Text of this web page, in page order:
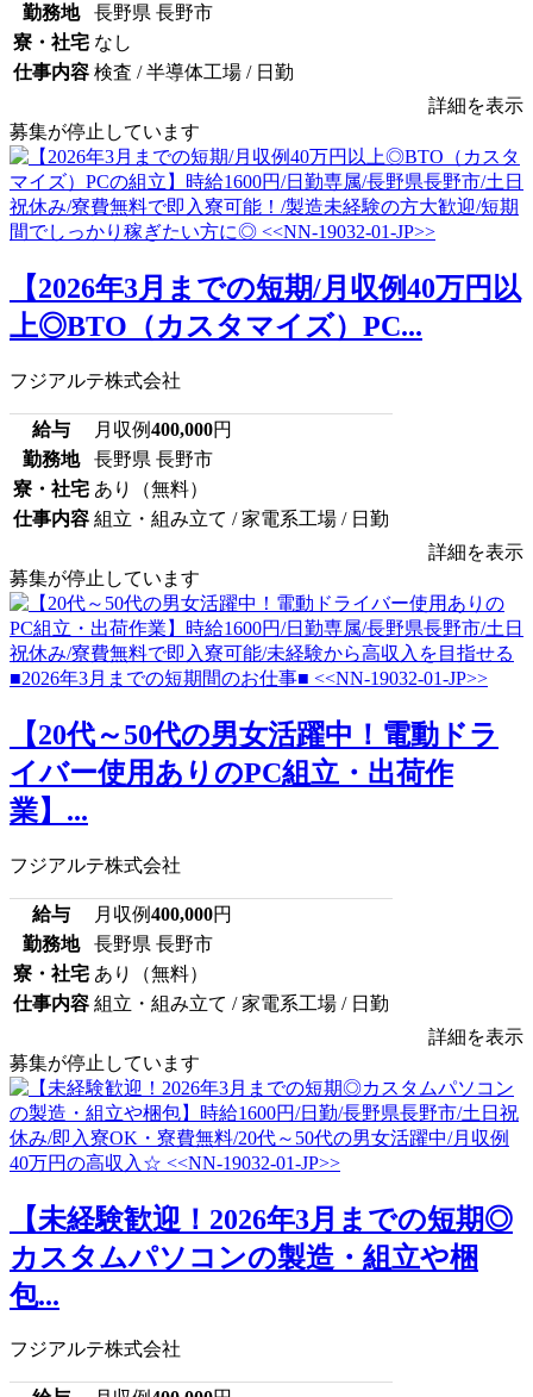
勤務地
長野県 長野市
寮・社宅 なし
仕事内容 検査 / 半導体工場 / 日勤
詳細を表示
募集が停止しています
【2026年3月までの短期/月収例40万円以
上◎BTO（カスタマイズ）PC...
フジアルテ株式会社
給与 月収例400,000円
勤務地
長野県 長野市
寮・社宅 あり（無料）
仕事内容 組立・組み立て / 家電系工場 / 日勤
詳細を表示
募集が停止しています
【20代～50代の男女活躍中！電動ドラ
イバー使用ありのPC組立・出荷作
業】...
フジアルテ株式会社
給与 月収例400,000円
勤務地
長野県 長野市
寮・社宅 あり（無料）
仕事内容 組立・組み立て / 家電系工場 / 日勤
詳細を表示
募集が停止しています
【未経験歓迎！2026年3月までの短期◎
カスタムパソコンの製造・組立や梱
包...
フジアルテ株式会社